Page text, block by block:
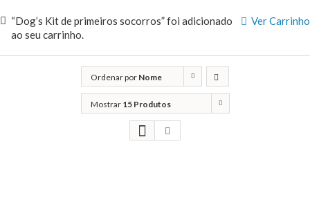
Ver Carrinho
“Dog’s Kit de primeiros socorros” foi adicionado
ao seu carrinho.
Ordenar por Nome
Mostrar 15 Produtos